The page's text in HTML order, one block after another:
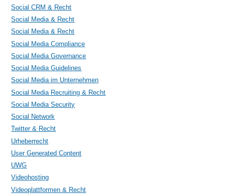
Social CRM & Recht
Social Media & Recht
Social Media & Recht
Social Media Compliance
Social Media Governance
Social Media Guidelines
Social Media im Unternehmen
Social Media Recruiting & Recht
Social Media Security
Social Network
Twitter & Recht
Urheberrecht
User Generated Content
UWG
Videohosting
Videoplattformen & Recht